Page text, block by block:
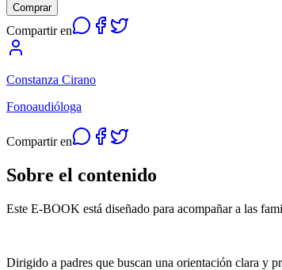
Comprar
Compartir en
Constanza Cirano
Fonoaudióloga
Compartir en
Sobre el contenido
Este E-BOOK está diseñado para acompañar a las
Dirigido a padres que buscan una orientación clara y